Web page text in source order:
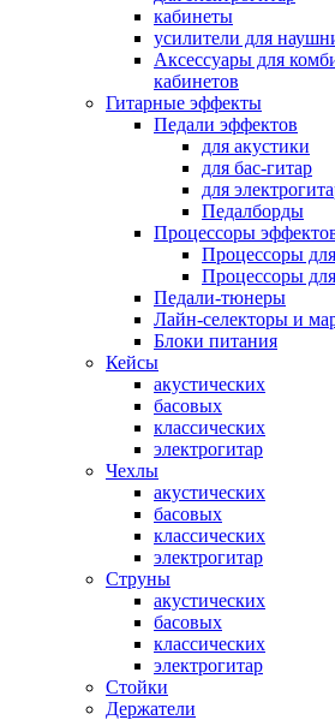
кабинеты
усилители для
Аксессуары для
кабинетов
Гитарные эффекты
Педали эффектов
для акустики
для бас-гитар
для
Педалборды
Процессоры
Процессоры
Процессоры
Педали-тюнеры
Лайн-селекторы и
Блоки питания
Кейсы
акустических
басовых
классических
электрогитар
Чехлы
акустических
басовых
классических
электрогитар
Струны
акустических
басовых
классических
электрогитар
Стойки
Держатели